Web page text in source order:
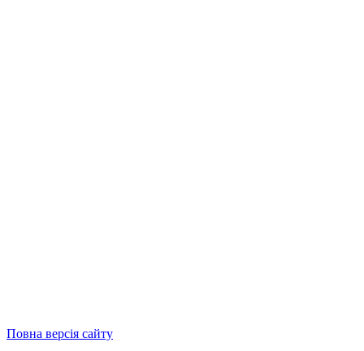
Повна версія сайту